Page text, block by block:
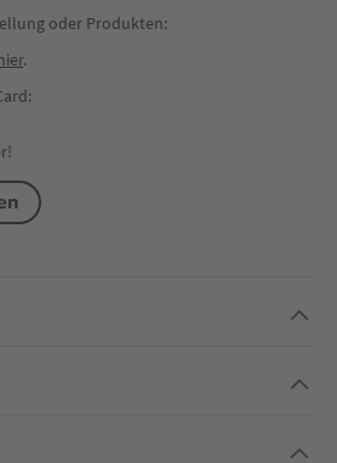
oder Produkten:
.